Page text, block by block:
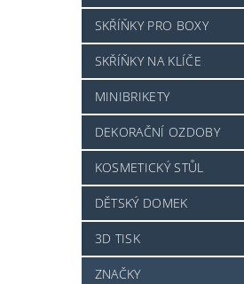
SKŘÍŇKY PRO BOXY
SKŘÍŇKY NA KLÍČE
MINIBRIKETY
DEKORAČNÍ OZDOBY
KOSMETICKÝ STŮL
DĚTSKÝ DOMEK
3D TISK
ZNAČKY